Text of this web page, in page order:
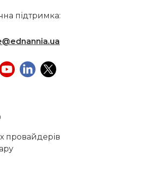
підтримка:
провайдерів